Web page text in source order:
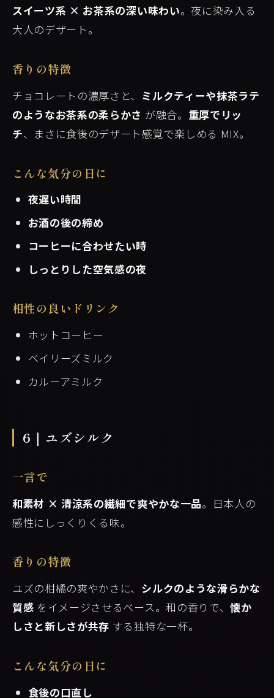
スイーツ系 × お茶系の深い味わい。夜に染み入る
大人のデザート。
香りの特徴
チョコレートの濃厚さと、 ミルクティーや抹茶ラテ
のようなお茶系の柔らかさ が融合。 重厚でリッ
チ、まさに食後のデザート感覚で楽しめる MIX。
こんな気分の日に
夜遅い時間
お酒の後の締め
コーヒーに合わせたい時
しっとりした空気感の夜
相性の良いドリンク
ホットコーヒー
ベイリーズミルク
カルーアミルク
6｜ユズシルク
一言で
和素材 × 清涼系の繊細で爽やかな一品。日本人の
感性にしっくりくる味。
香りの特徴
ユズの柑橘の爽やかさに、 シルクのような滑らかな
質感 をイメージさせるベース。和の香りで、懐か
しさと新しさが共存 する独特な一杯。
こんな気分の日に
食後の口直し